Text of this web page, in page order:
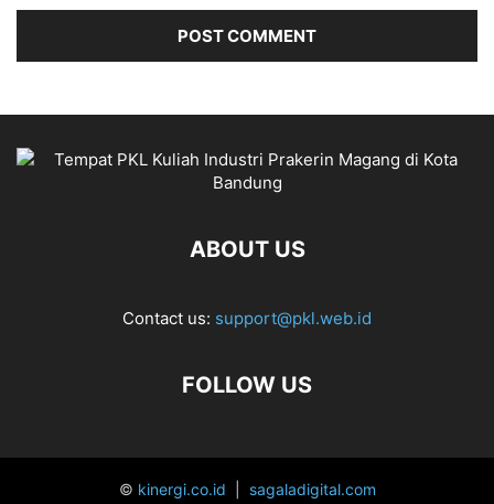
ABOUT US
Contact us: support@pkl.web.id
FOLLOW US
© kinergi.co.id sagaladigital.com